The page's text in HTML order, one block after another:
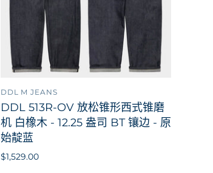
DDL M JEANS
DDL 513R-OV 放松锥形西式锥磨
机 白橡木 - 12.25 盎司 BT 镶边 - 原
始靛蓝
$1,529.00